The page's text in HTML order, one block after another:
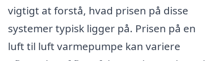
vigtigt at forstå, hvad prisen på disse
systemer typisk ligger på. Prisen på en
luft til luft varmepumpe kan variere